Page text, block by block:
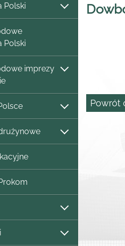
Polski
Polski
imprezy
Powrót